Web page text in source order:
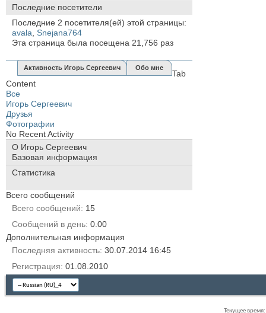
Последние посетители
Последние 2 посетителя(ей) этой страницы:
avala, Snejana764
Эта страница была посещена 21,756 раз
Активность Игорь Сергеевич Обо мне
Tab
Content
Все
Игорь Сергеевич
Друзья
Фотографии
No Recent Activity
О Игорь Сергеевич
Базовая информация
Статистика
Всего сообщений
Всего сообщений
15
Сообщений в день 0.00
Дополнительная информация
Последняя активность 30.07.2014 16:45
Регистрация 01.08.2010
Текущее время: